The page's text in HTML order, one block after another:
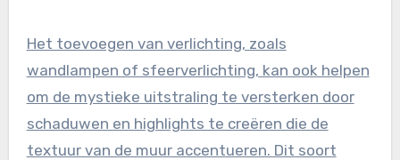
Het toevoegen van verlichting, zoals
wandlampen of sfeerverlichting, kan ook helpen
om de mystieke uitstraling te versterken door
schaduwen en highlights te creëren die de
textuur van de muur accentueren. Dit soort